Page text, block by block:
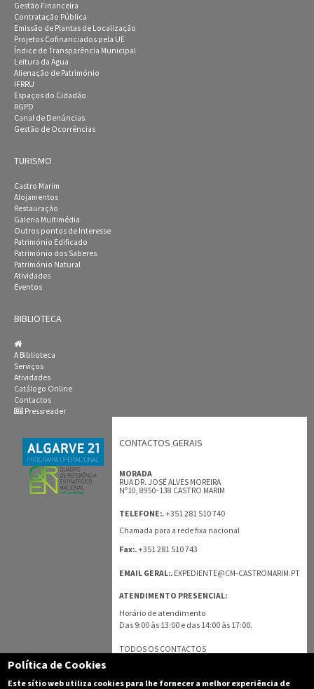
Gestão Financeira
Contratação Pública
Emissão de Plantas de Localização
Projetos Cofinanciados pela UE
Índice de Transparência Municipal
Leitura da Água
Alienação de Património
IFRRU
Espaços do Cidadão
RGPD
Canal de Denúncias
Gestão de Ocorrências
TURISMO
Castro Marim
Alojamentos
Restauração
Galeria Multimédia
Outros pontos de Interesse
Património Edificado
Património dos Saberes
Património Natural
Atividades
Eventos
BIBLIOTECA
A Biblioteca
Serviços
Atividades
Catálogo Online
Contactos
Pressreader
CONTACTOS GERAIS
MORADA
RUA DR. JOSÉ ALVES MOREIRA
Nº10, 8950-138 CASTRO MARIM
TELEFONE:.+351 281 510 740
Chamada para a rede fixa nacional
Fax:.+351 281 510 743
EMAIL GERAL:. EXPEDIENTE@CM-CASTROMARIM.PT
ATENDIMENTO PRESENCIAL:
Horário de atendimento
Das 9:00 às 13:00 e das 14:00 às 17:00.
TODOS OS CONTACTOS
Política de Cookies
Este sítio web utiliza cookies para lhe fornecer a melhor experiência de